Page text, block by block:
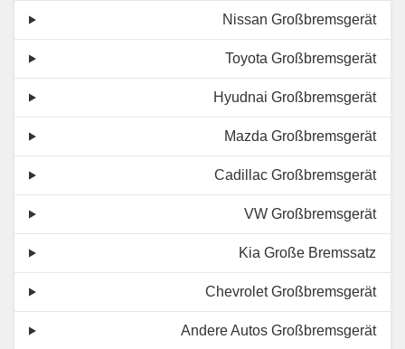
Nissan Großbremsgerät
Toyota Großbremsgerät
Hyudnai Großbremsgerät
Mazda Großbremsgerät
Cadillac Großbremsgerät
VW Großbremsgerät
Kia Große Bremssatz
Chevrolet Großbremsgerät
Andere Autos Großbremsgerät